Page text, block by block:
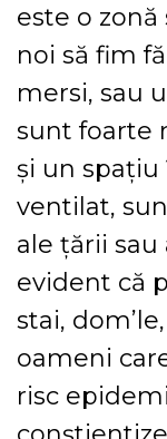
este o
noi să fim
mersi, sau
sunt foarte
şi un spaţiu
ventilat,
ale ţării
evident că
stai,
oameni
risc